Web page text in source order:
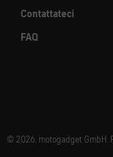
Contattateci
FAQ
© 2026, motogadget GmbH.